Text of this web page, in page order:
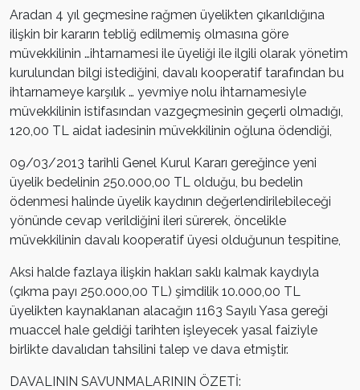
Aradan 4 yıl geçmesine rağmen üyelikten çıkarıldığına
ilişkin bir kararın tebliğ edilmemiş olmasına göre
müvekkilinin …ihtarnamesi ile üyeliği ile ilgili olarak yönetim
kurulundan bilgi istediğini, davalı kooperatif tarafından bu
ihtarnameye karşılık … yevmiye nolu ihtarnamesiyle
müvekkilinin istifasından vazgeçmesinin geçerli olmadığı,
120,00 TL aidat iadesinin müvekkilinin oğluna ödendiği,
09/03/2013 tarihli Genel Kurul Kararı gereğince yeni
üyelik bedelinin 250.000,00 TL olduğu, bu bedelin
ödenmesi halinde üyelik kaydının değerlendirilebileceği
yönünde cevap verildiğini ileri sürerek, öncelikle
müvekkilinin davalı kooperatif üyesi olduğunun tespitine,
Aksi halde fazlaya ilişkin hakları saklı kalmak kaydıyla
(çıkma payı 250.000,00 TL) şimdilik 10.000,00 TL
üyelikten kaynaklanan alacağın 1163 Sayılı Yasa gereği
muaccel hale geldiği tarihten işleyecek yasal faiziyle
birlikte davalıdan tahsilini talep ve dava etmiştir.
DAVALININ SAVUNMALARININ ÖZETİ: